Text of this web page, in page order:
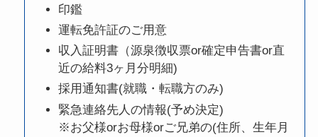
印鑑
運転免許証のご用意
収入証明書（源泉徴収票or確定申告書or直
近の給料3ヶ月分明細)
採用通知書(就職・転職方のみ)
緊急連絡先人の情報(予め決定)
※お父様orお母様orご兄弟の(住所、生年月